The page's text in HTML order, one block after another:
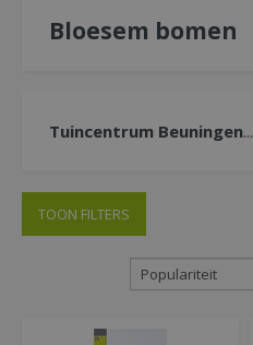
Bloesem bomen
Tuincentrum Beuningen...
TOON FILTERS